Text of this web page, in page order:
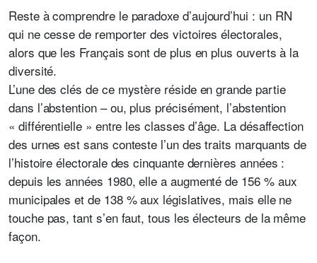
Reste à comprendre le paradoxe d’aujourd’hui : un RN
qui ne cesse de remporter des victoires électorales,
alors que les Français sont de plus en plus ouverts à la
diversité.
L’une des clés de ce mystère réside en grande partie
dans l’abstention – ou, plus précisément, l’abstention
« différentielle » entre les classes d’âge. La désaffection
des urnes est sans conteste l’un des traits marquants de
l’histoire électorale des cinquante dernières années :
depuis les années 1980, elle a augmenté de 156 % aux
municipales et de 138 % aux législatives, mais elle ne
touche pas, tant s’en faut, tous les électeurs de la même
façon.